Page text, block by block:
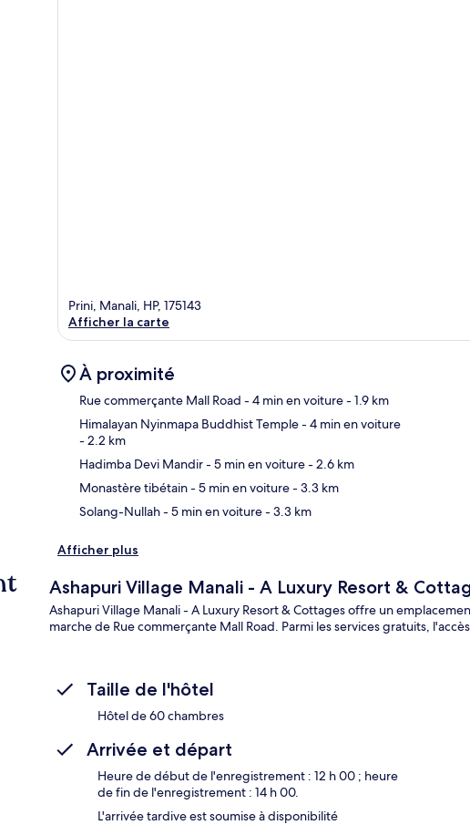
Prini, Manali, HP, 175143
Afficher la carte
À proximité
Rue commerçante Mall Road - 4 min en voiture- 1.9 km
Himalayan Nyinmapa Buddhist Temple- 4 min en voiture
- 2.2 km
Hadimba Devi Mandir- 5 min en voiture- 2.6 km
Monastère tibétain- 5 min en voiture- 3.3 km
Solang-Nullah- 5 min en voiture- 3.3 km
Afficher plus
Ashapuri Village Manali - A Luxury Resort &
Ashapuri Village Manali - A Luxury Resort & Cottages offre un
marche de Rue commerçante Mall Road. Parmi les services gratuits,
Taille de l'hôtel
Hôtel de 60 chambres
Arrivée et départ
Heure de début de l'enregistrement : 12 h 00 ; heure
de fin de l'enregistrement : 14 h 00.
L'arrivée tardive est soumise à disponibilité